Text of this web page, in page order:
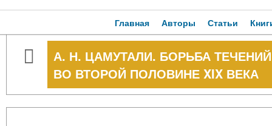
Главная Авторы Статьи
А. Н. ЦАМУТАЛИ. БОРЬБА
ВО ВТОРОЙ ПОЛОВИНЕ XIX ВЕКА